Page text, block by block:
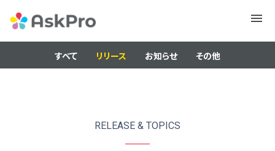
メニュ
すべて リリース お知らせ その他
RELEASE & TOPICS